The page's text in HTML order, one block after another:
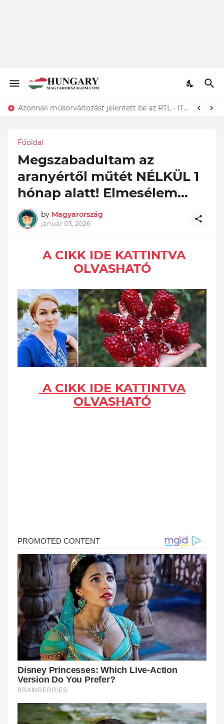
Azonnali műsorváltozást jelentett be az RTL - ITT az elképesztő oka...Megtörtént
Főoldal
Megszabadultam az
aranyértől műtét NÉLKÜL 1
hónap alatt! Elmesélem...
by Magyarország
január 03, 2026
A CIKK IDE KATTINTVA
OLVASHATÓ
A CIKK IDE KATTINTVA
OLVASHATÓ